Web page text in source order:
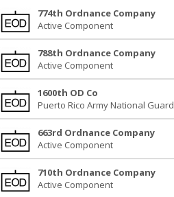
774th Ordnance Company
Active Component
788th Ordnance Company
Active Component
1600th OD Co
Puerto Rico Army National Guard
663rd Ordnance Company
Active Component
710th Ordnance Company
Active Component